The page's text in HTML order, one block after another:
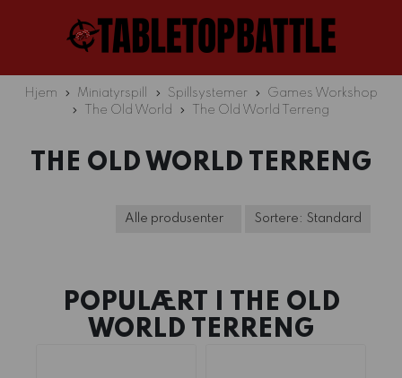
Hjem Miniatyrspill Spillsystemer
Games Workshop
The Old World
The Old World Terreng
THE OLD WORLD TERRENG
POPULÆRT I THE OLD
WORLD TERRENG